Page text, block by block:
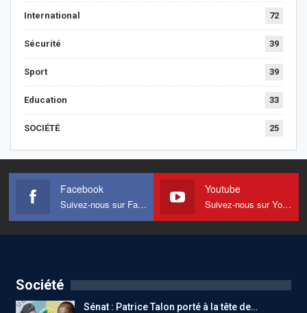
International 72
Sécurité 39
Sport 39
Education 33
SOCIÉTÉ 25
Facebook
Suivez-nous sur Facebook
Youtube
Suivez-nous sur Youtube
Société
Sénat : Patrice Talon porté à la tête de…